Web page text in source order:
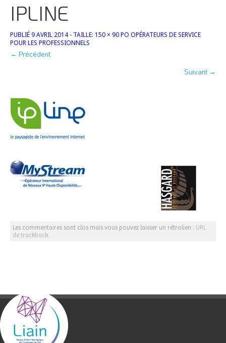
IPLINE
PUBLIÉ 9 AVRIL 2014 - TAILLE: 150 × 90PO OPÉRATEURS DE SERVICE
POUR LES PROFESSIONNELS
← Précédent
Suivant →
Les commentaires sont clos mais vous pouvez laisser un rétrolien : URL
de trackback.